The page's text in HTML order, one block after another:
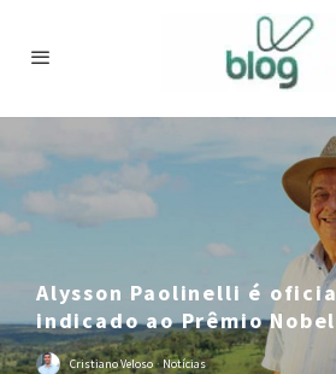
Alysson Paolinelli é
indicado ao Prêmio
Cristiano Veloso · Notícias